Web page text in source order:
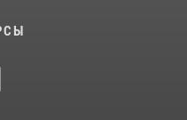
передал
для несения